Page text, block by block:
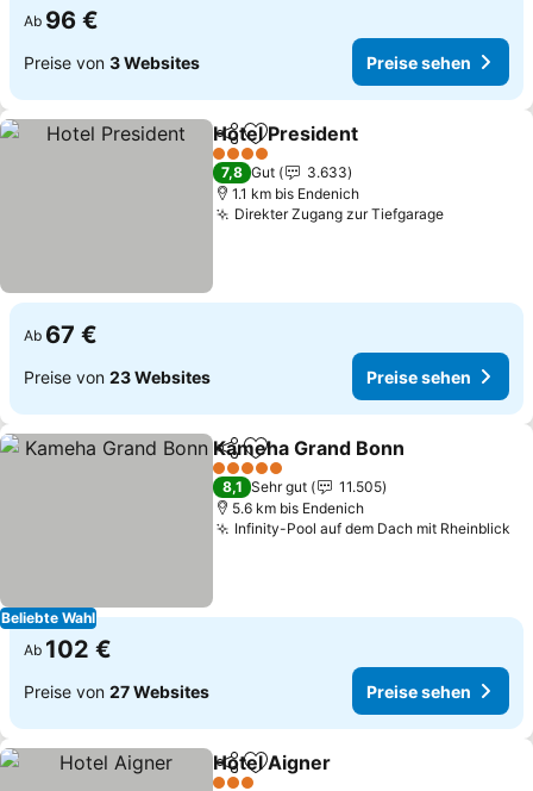
Ab 96 €
Preise von 3 Websites Preise sehen
TeilenZu Favoriten hinzufügen
Hotel President
4 Sterne
7,8 Gut
3.633
1.1 km bis Endenich
Direkter Zugang zur Tiefgarage
Ab 67 €
Preise von 23 Websites Preise sehen
Beliebte Wahl
TeilenZu Favoriten hinzufügen
Kameha Grand Bonn
5 Sterne
8,1 Sehr gut
11.505
5.6 km bis Endenich
Infinity-Pool auf dem Dach mit Rheinblick
Ab 102 €
Preise von 27 Websites Preise sehen
TeilenZu Favoriten hinzufügen
Hotel Aigner